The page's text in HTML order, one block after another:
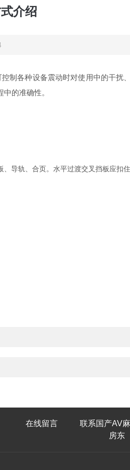
介绍
制各种设备震动时对使用中的干扰
的准确性。
轨、合页。水平过渡交叉挡板应扣住
在线留言
联系国产AV
房东